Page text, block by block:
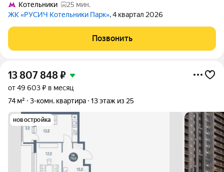
Котельники
25 мин.
ЖК «РУСИЧ Котельники Парк», 4 квартал 2026
Позвонить
13 807 848₽
от 49 603 ₽ в месяц
74 м²
3-комн. квартира 13 этаж из 25
новостройка